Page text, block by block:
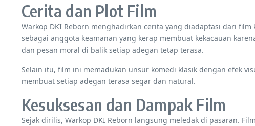
Cerita dan Plot Film
Warkop DKI Reborn menghadirkan cerita yang diadaptasi dari film
sebagai anggota keamanan yang kerap membuat kekacauan
dan pesan moral di balik setiap adegan tetap terasa.
Selain itu, film ini memadukan unsur komedi klasik dengan efek
membuat setiap adegan terasa segar dan natural.
Kesuksesan dan Dampak Film
Sejak dirilis, Warkop DKI Reborn langsung meledak di pasaran.